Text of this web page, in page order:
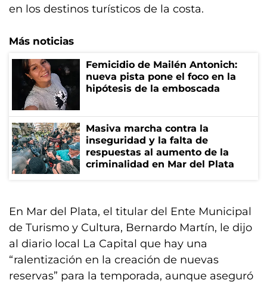
en los destinos turísticos de la costa.
Más noticias
Femicidio de Mailén Antonich:
nueva pista pone el foco en la
hipótesis de la emboscada
Masiva marcha contra la
inseguridad y la falta de
respuestas al aumento de la
criminalidad en Mar del Plata
En Mar del Plata, el titular del Ente Municipal
de Turismo y Cultura, Bernardo Martín, le dijo
al diario local La Capital que hay una
“ralentización en la creación de nuevas
reservas” para la temporada, aunque aseguró